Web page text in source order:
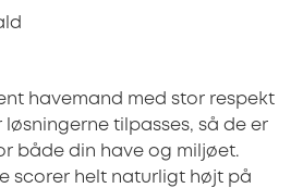
havemand med stor respekt
tilpasses, så de er
både din have og miljøet.
scorer helt naturligt højt på